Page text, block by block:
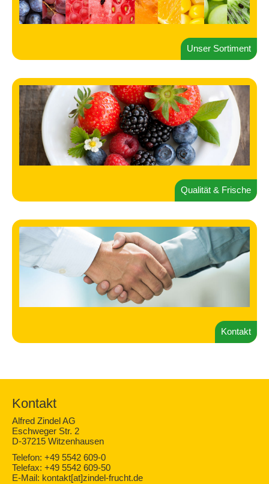
Unser Sortiment
Qualität & Frische
Kontakt
Kontakt
Alfred Zindel AG
Eschweger Str. 2
D-37215 Witzenhausen
Telefon: +49 5542 609-0
Telefax: +49 5542 609-50
E-Mail: kontakt[at]zindel-frucht.de